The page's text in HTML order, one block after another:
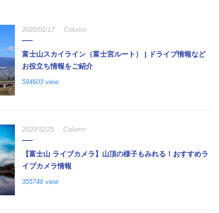
2020/01/17 Column
富士山スカイライン（富士宮ルート） | ドライブ情報など
お役立ち情報をご紹介
594603 view
2020/11/25 Column
【富士山 ライブカメラ】山頂の様子もみれる！おすすめラ
イブカメラ情報
355746 view